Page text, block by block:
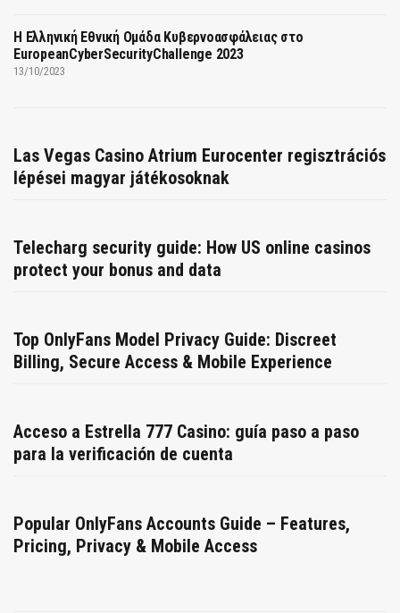
Η Ελληνική Εθνική Ομάδα Κυβερνοασφάλειας στο
EuropeanCyberSecurityChallenge 2023
13/10/2023
Las Vegas Casino Atrium Eurocenter regisztrációs
lépései magyar játékosoknak
Telecharg security guide: How US online casinos
protect your bonus and data
Top OnlyFans Model Privacy Guide: Discreet
Billing, Secure Access & Mobile Experience
Acceso a Estrella 777 Casino: guía paso a paso
para la verificación de cuenta
Popular OnlyFans Accounts Guide – Features,
Pricing, Privacy & Mobile Access